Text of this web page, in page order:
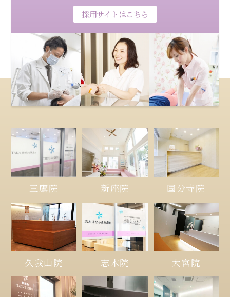
採用サイトはこちら
三鷹院 新座院 国分寺院
久我山院 志木院 大宮院